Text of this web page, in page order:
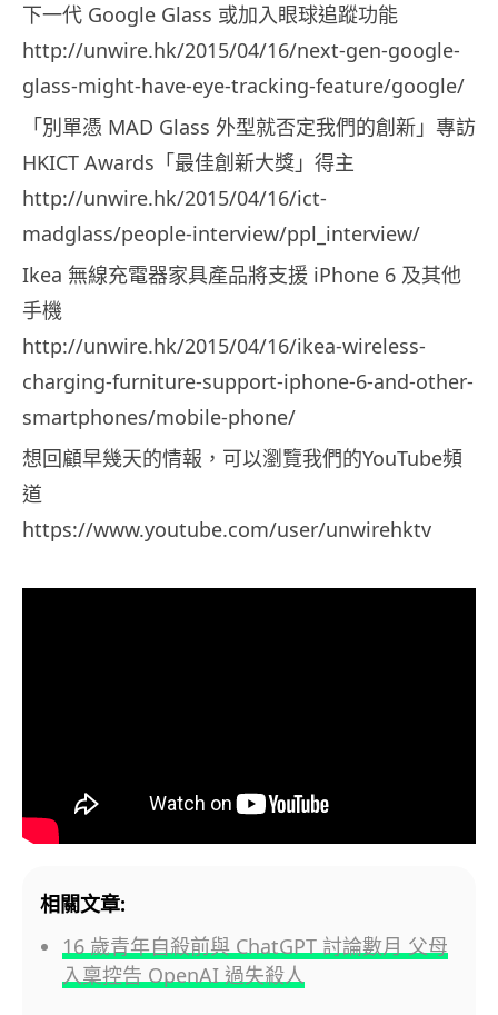
下一代 Google Glass 或加入眼球追蹤功能
http://unwire.hk/2015/04/16/next-gen-google-
glass-might-have-eye-tracking-feature/google/
「別單憑 MAD Glass 外型就否定我們的創新」專訪
HKICT Awards「最佳創新大獎」得主
http://unwire.hk/2015/04/16/ict-
madglass/people-interview/ppl_interview/
Ikea 無線充電器家具產品將支援 iPhone 6 及其他
手機
http://unwire.hk/2015/04/16/ikea-wireless-
charging-furniture-support-iphone-6-and-other-
smartphones/mobile-phone/
想回顧早幾天的情報，可以瀏覽我們的YouTube頻
道
https://www.youtube.com/user/unwirehktv
相關文章:
16 歲青年自殺前與 ChatGPT 討論數月 父母
入稟控告 OpenAI 過失殺人